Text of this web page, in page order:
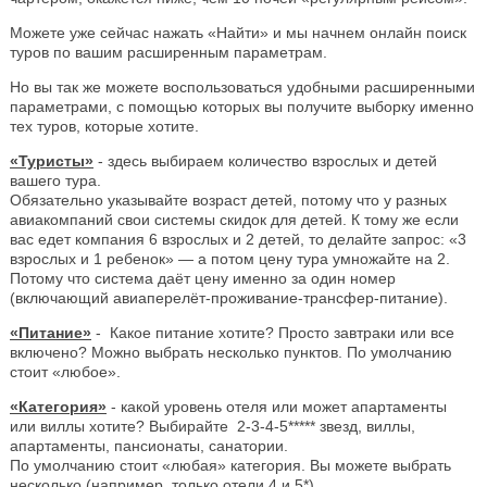
Можете уже сейчас нажать «Найти» и мы начнем онлайн поиск
туров по вашим расширенным параметрам.
Но вы так же можете воспользоваться удобными расширенными
параметрами, с помощью которых вы получите выборку именно
тех туров, которые хотите.
«Туристы» - здесь выбираем количество взрослых и детей
вашего тура.
Обязательно указывайте возраст детей, потому что у разных
авиакомпаний свои системы скидок для детей. К тому же если
вас едет компания 6 взрослых и 2 детей, то делайте запрос: «3
взрослых и 1 ребенок» — а потом цену тура умножайте на 2.
Потому что система даёт цену именно за один номер
(включающий авиаперелёт-проживание-трансфер-питание).
«Питание» - Какое питание хотите? Просто завтраки или все
включено? Можно выбрать несколько пунктов. По умолчанию
стоит «любое».
«Категория» - какой уровень отеля или может апартаменты
или виллы хотите? Выбирайте 2-3-4-5***** звезд, виллы,
апартаменты, пансионаты, санатории.
По умолчанию стоит «любая» категория. Вы можете выбрать